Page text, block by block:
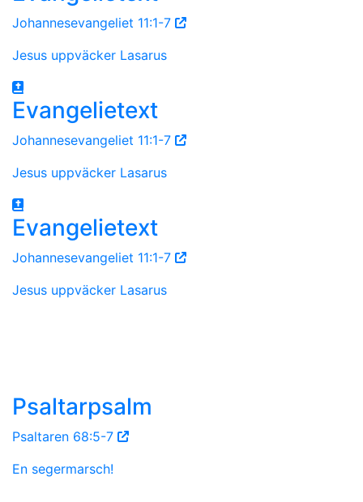
Johannesevangeliet 11:1-7
Jesus uppväcker Lasarus
Evangelietext
Johannesevangeliet 11:1-7
Jesus uppväcker Lasarus
Evangelietext
Johannesevangeliet 11:1-7
Jesus uppväcker Lasarus
Psaltarpsalm
Psaltaren 68:5-7
En segermarsch!